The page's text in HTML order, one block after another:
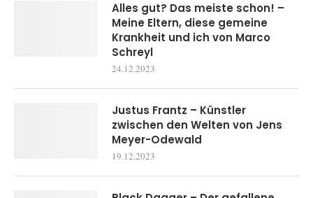
Alles gut? Das meiste schon! –
Meine Eltern, diese gemeine
Krankheit und ich von Marco
Schreyl
24.12.2023
Justus Frantz – Künstler
zwischen den Welten von Jens
Meyer-Odewald
19.12.2023